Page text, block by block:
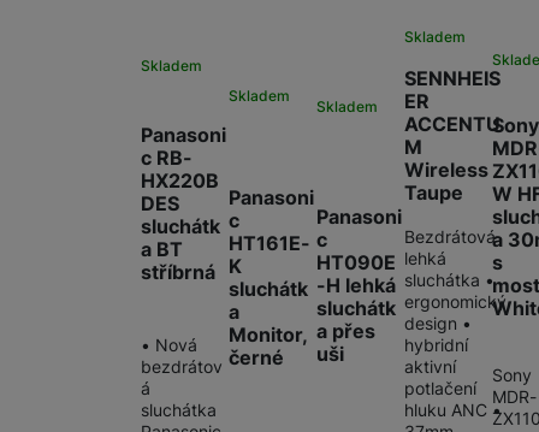
Panasoni
c RB-
HX220B
DES
sluchátk
a BT
stříbrná
Skladem
• Nová
bezdrátov
á
sluchátka
Panasoni
c
HT161E-
K
sluchátk
a
Monitor,
černé
Skladem
Panasoni
c
HT090E
-H lehká
sluchátk
a přes
uši
Skladem
SENNHEIS
ER
ACCENTU
M
Wireless
Taupe
Skladem
Bezdrátová
lehká
sluchátka •
ergonomický
design •
hybridní
aktivní
potlačení
hluku ANC •
Sony
W
a
s
Sony
MDR-